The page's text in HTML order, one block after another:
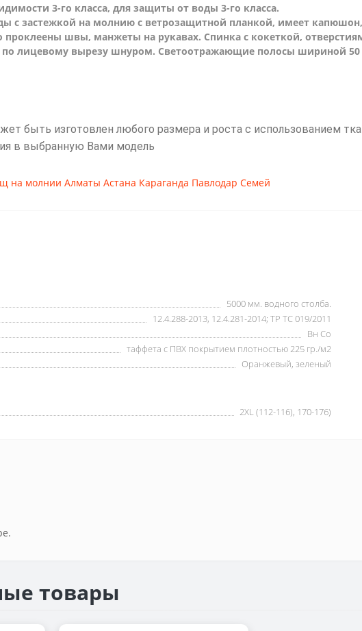
3-го класса, для защиты от воды 3-го класса.
с застежкой на молнию с ветрозащитной планкой, имеет
швы, манжеты на рукавах. Спинка с кокеткой,
по лицевому вырезу шнуром. Светоотражающие полосы шириной
быть изготовлен любого размера и роста с использованием
в выбранную Вами модель
на молнии Алматы Астана Караганда Павлодар Семей
5000 мм. водного столба.
12.4.288-2013, 12.4.281-2014; ТР ТС 019/2011
Вн Со
таффета с ПВХ покрытием плотностью 225 гр./м2
Оранжевый, зеленый
2XL (112-116), 170-176)
товары